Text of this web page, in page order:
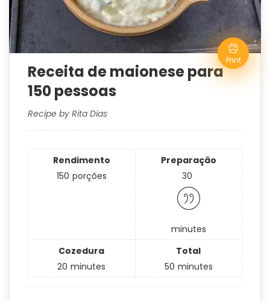
Print
Receita de maionese para
150 pessoas
Recipe by Rita Dias
Rendimento
150 porções
Preparação
30
minutes
Cozedura
20 minutes
Total
50 minutes